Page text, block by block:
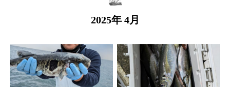
2025年 4月